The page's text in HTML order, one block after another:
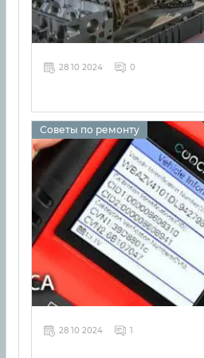
28 10 2024 0
Советы по ремонту
28 10 2024 1